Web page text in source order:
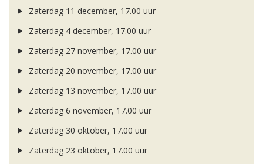
Zaterdag 11 december, 17.00 uur
Zaterdag 4 december, 17.00 uur
Zaterdag 27 november, 17.00 uur
Zaterdag 20 november, 17.00 uur
Zaterdag 13 november, 17.00 uur
Zaterdag 6 november, 17.00 uur
Zaterdag 30 oktober, 17.00 uur
Zaterdag 23 oktober, 17.00 uur